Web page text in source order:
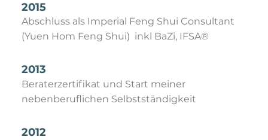
2012
2013
Beraterzertifikat und Start meiner
nebenberuflichen Selbstständigkeit
2015
Abschluss als Imperial Feng Shui Consultant
(Yuen Hom Feng Shui) inkl BaZi, IFSA®